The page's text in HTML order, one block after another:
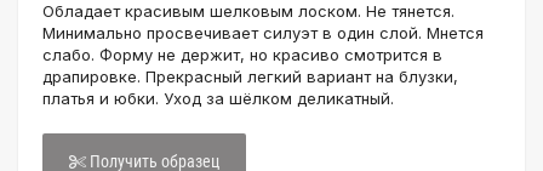
Обладает красивым шелковым лоском. Не тянется.
Минимально просвечивает силуэт в один слой. Мнется
слабо. Форму не держит, но красиво смотрится в
драпировке. Прекрасный легкий вариант на блузки,
платья и юбки. Уход за шёлком деликатный.
Получить образец